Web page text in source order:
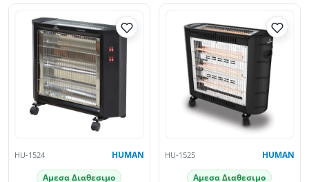
HU-1524 HUMAN
Αμεσα Διαθεσιμο
HU-1525 HUMAN
Αμεσα Διαθεσιμο